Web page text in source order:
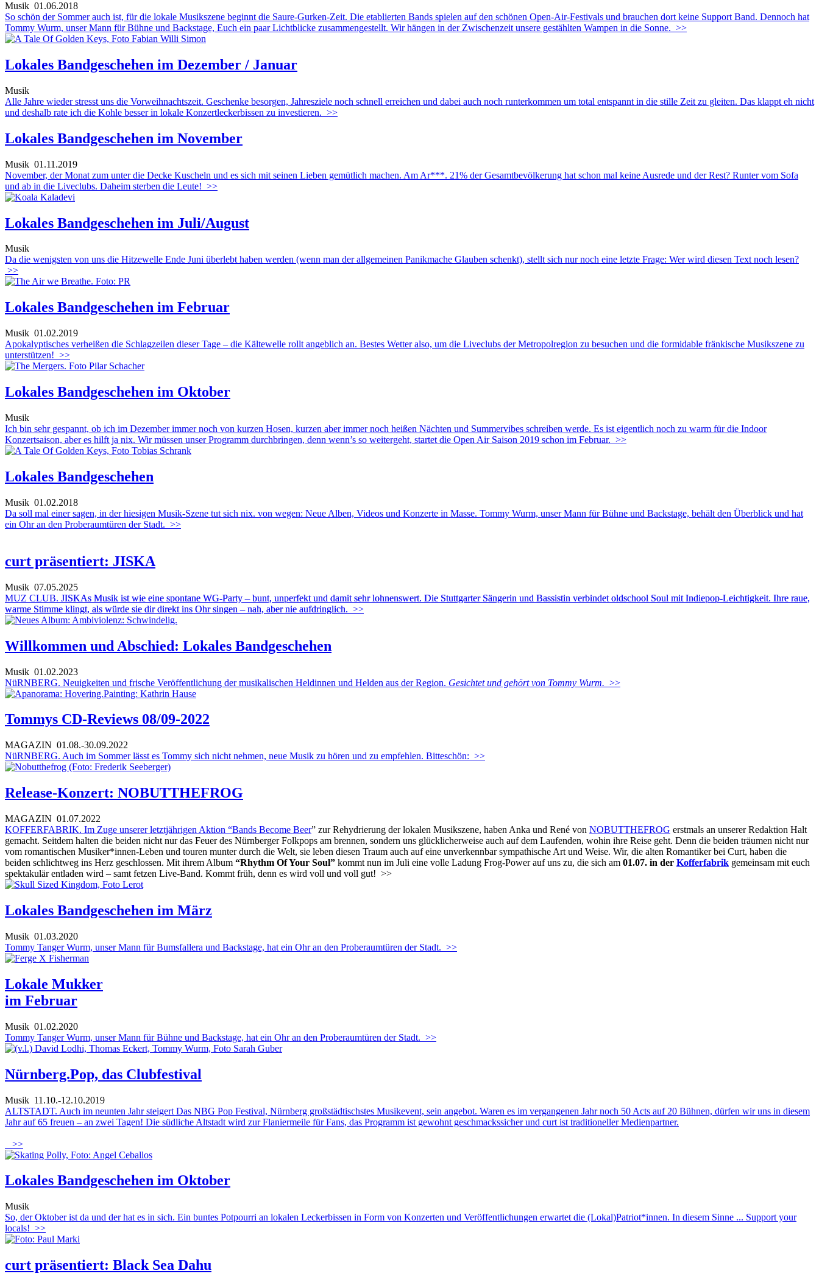
Musik 01.06.2018
So schön der Sommer auch ist, für die lokale Musikszene beginnt die Saure-Gurken-Zeit. Die etablierten Bands spielen auf den schönen Open-Air-Festivals und brauchen dort keine Support Band. Dennoch hat
Tommy Wurm, unser Mann für Bühne und Backstage, Euch ein paar Lichtblicke zusammengestellt. Wir hängen in der Zwischenzeit unsere gestählten Wampen in die Sonne. >>
Lokales Bandgeschehen im Dezember / Januar
Musik
Alle Jahre wieder stresst uns die Vorweihnachtszeit. Geschenke besorgen, Jahresziele noch schnell erreichen und dabei auch noch runterkommen um total entspannt in die stille Zeit zu gleiten. Das klappt eh nicht
und deshalb rate ich die Kohle besser in lokale Konzertleckerbissen zu investieren. >>
Lokales Bandgeschehen im November
Musik 01.11.2019
November, der Monat zum unter die Decke Kuscheln und es sich mit seinen Lieben gemütlich machen. Am Ar***. 21% der Gesamtbevölkerung hat schon mal keine Ausrede und der Rest? Runter vom Sofa
und ab in die Liveclubs. Daheim sterben die Leute! >>
Lokales Bandgeschehen im Juli/August
Musik
Da die wenigsten von uns die Hitzewelle Ende Juni überlebt haben werden (wenn man der allgemeinen Panikmache Glauben schenkt), stellt sich nur noch eine letzte Frage: Wer wird diesen Text noch lesen?
>>
Lokales Bandgeschehen im Februar
Musik 01.02.2019
Apokalyptisches verheißen die Schlagzeilen dieser Tage – die Kältewelle rollt angeblich an. Bestes Wetter also, um die Liveclubs der Metropolregion zu besuchen und die formidable fränkische Musikszene zu
unterstützen! >>
Lokales Bandgeschehen im Oktober
Musik
Ich bin sehr gespannt, ob ich im Dezember immer noch von kurzen Hosen, kurzen aber immer noch heißen Nächten und Summervibes schreiben werde. Es ist eigentlich noch zu warm für die Indoor
Konzertsaison, aber es hilft ja nix. Wir müssen unser Programm durchbringen, denn wenn’s so weitergeht, startet die Open Air Saison 2019 schon im Februar. >>
Lokales Bandgeschehen
Musik 01.02.2018
Da soll mal einer sagen, in der hiesigen Musik-Szene tut sich nix. von wegen: Neue Alben, Videos und Konzerte in Masse. Tommy Wurm, unser Mann für Bühne und Backstage, behält den Überblick und hat
ein Ohr an den Proberaumtüren der Stadt. >>
curt präsentiert: JISKA
Musik 07.05.2025
MUZ CLUB. JISKAs Musik ist wie eine spontane WG-Party – bunt, unperfekt und damit sehr lohnenswert. Die Stuttgarter Sängerin und Bassistin verbindet oldschool Soul mit Indiepop-Leichtigkeit. Ihre raue,
warme Stimme klingt, als würde sie dir direkt ins Ohr singen – nah, aber nie aufdringlich. >>
Willkommen und Abschied: Lokales Bandgeschehen
Musik 01.02.2023
NüRNBERG. Neuigkeiten und frische Veröffentlichung der musikalischen Heldinnen und Helden aus der Region. Gesichtet und gehört von Tommy Wurm. >>
Tommys CD-Reviews 08/09-2022
MAGAZIN 01.08.-30.09.2022
NüRNBERG. Auch im Sommer lässt es Tommy sich nicht nehmen, neue Musik zu hören und zu empfehlen. Bitteschön: >>
Release-Konzert: NOBUTTHEFROG
MAGAZIN 01.07.2022
KOFFERFABRIK. Im Zuge unserer letztjährigen Aktion “Bands Become Beer” zur Rehydrierung der lokalen Musikszene, haben Anka und René von NOBUTTHEFROG erstmals an unserer Redaktion Halt
gemacht. Seitdem halten die beiden nicht nur das Feuer des Nürnberger Folkpops am brennen, sondern uns glücklicherweise auch auf dem Laufenden, wohin ihre Reise geht. Denn die beiden träumen nicht nur
vom romantischen Musiker*innen-Leben und touren munter durch die Welt, sie leben diesen Traum auch auf eine unverkennbar sympathische Art und Weise. Wir, die alten Romantiker bei Curt, haben die
beiden schlichtweg ins Herz geschlossen. Mit ihrem Album “Rhythm Of Your Soul” kommt nun im Juli eine volle Ladung Frog-Power auf uns zu, die sich am 01.07. in der Kofferfabrik gemeinsam mit euch
spektakulär entladen wird – samt fetzen Live-Band. Kommt früh, denn es wird voll und voll gut! >>
Lokales Bandgeschehen im März
Musik 01.03.2020
Tommy Tanger Wurm, unser Mann für Bumsfallera und Backstage, hat ein Ohr an den Proberaumtüren der Stadt. >>
Lokale Mukker
im Februar
Musik 01.02.2020
Tommy Tanger Wurm, unser Mann für Bühne und Backstage, hat ein Ohr an den Proberaumtüren der Stadt. >>
Nürnberg.Pop, das Clubfestival
Musik 11.10.-12.10.2019
ALTSTADT. Auch im neunten Jahr steigert Das NBG Pop Festival, Nürnberg großstädtischstes Musikevent, sein angebot. Waren es im vergangenen Jahr noch 50 Acts auf 20 Bühnen, dürfen wir uns in diesem
Jahr auf 65 freuen – an zwei Tagen! Die südliche Altstadt wird zur Flaniermeile für Fans, das Programm ist gewohnt geschmackssicher und curt ist traditioneller Medienpartner.
>>
Lokales Bandgeschehen im Oktober
Musik
So, der Oktober ist da und der hat es in sich. Ein buntes Potpourri an lokalen Leckerbissen in Form von Konzerten und Veröffentlichungen erwartet die (Lokal)Patriot*innen. In diesem Sinne ... Support your
locals! >>
curt präsentiert: Black Sea Dahu